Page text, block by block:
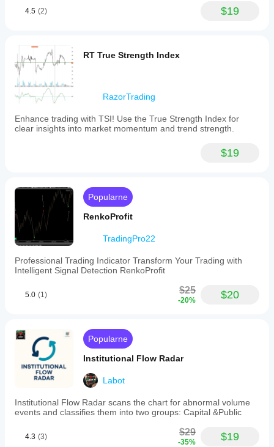
4.5 (2) $19
RT True Strength Index
RazorTrading
Enhance trading with TSI! Use the True Strength Index for
clear insights into market momentum and trend strength.
$19
Popularne
RenkoProfit
TradingPro22
Professional Trading Indicator Transform Your Trading with
Intelligent Signal Detection RenkoProfit
5.0 (1) $25
-20% $20
Popularne
Institutional Flow Radar
Labot
Institutional Flow Radar scans the chart for abnormal volume
events and classifies them into two groups: Capital &Public
4.3 (3) $29
-35% $19